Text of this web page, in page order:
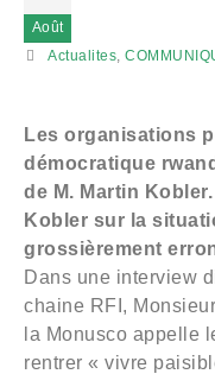
Août
Actualites ,
Les organisations
démocratique
de M. Martin
Kobler sur la
grossièrement
Dans une interview
chaine RFI,
la Monusco appelle
rentrer « vivre